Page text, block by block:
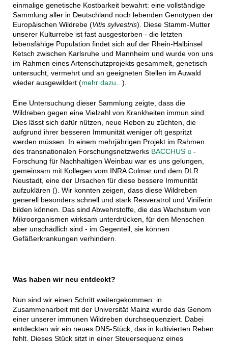
einmalige genetische Kostbarkeit bewahrt: eine vollständige
Sammlung aller in Deutschland noch lebenden Genotypen der
Europäischen Wildrebe (Vitis sylvestris). Diese Stamm-Mutter
unserer Kulturrebe ist fast ausgestorben - die letzten
lebensfähige Population findet sich auf der Rhein-Halbinsel
Ketsch zwischen Karlsruhe und Mannheim und wurde von uns
im Rahmen eines Artenschutzprojekts gesammelt, genetisch
untersucht, vermehrt und an geeigneten Stellen im Auwald
wieder ausgewildert (mehr dazu... ).
Eine Untersuchung dieser Sammlung zeigte, dass die
Wildreben gegen eine Vielzahl von Krankheiten immun sind.
Dies lässt sich dafür nützen, neue Reben zu züchten, die
aufgrund ihrer besseren Immunität weniger oft gespritzt
werden müssen. In einem mehrjährigen Projekt im Rahmen
des transnationalen Forschungsnetzwerks BACCHUS
-
Forschung für Nachhaltigen Weinbau war es uns gelungen,
gemeinsam mit Kollegen vom INRA Colmar und dem DLR
Neustadt, eine der Ursachen für diese bessere Immunität
aufzuklären (). Wir konnten zeigen, dass diese Wildreben
generell besonders schnell und stark Resveratrol und Viniferin
bilden können. Das sind Abwehrstoffe, die das Wachstum von
Mikroorganismen wirksam unterdrücken, für den Menschen
aber unschädlich sind - im Gegenteil, sie können
Gefäßerkrankungen verhindern.
Was haben wir neu entdeckt?
Nun sind wir einen Schritt weitergekommen: in
Zusammenarbeit mit der Universität Mainz wurde das Genom
einer unserer immunen Wildreben durchsequenziert. Dabei
entdeckten wir ein neues DNS-Stück, das in kultivierten Reben
fehlt. Dieses Stück sitzt in einer Steuersequenz eines